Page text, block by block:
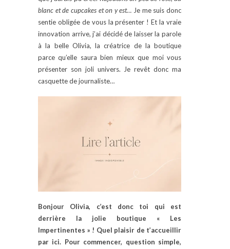
blanc et de cupcakes et on y est… Je me suis donc
sentie obligée de vous la présenter ! Et la vraie
innovation arrive, j’ai décidé de laisser la parole
à la belle Olivia, la créatrice de la boutique
parce qu’elle saura bien mieux que moi vous
présenter son joli univers. Je revêt donc ma
casquette de journaliste…
Bonjour Olivia, c’est donc toi qui est
derrière la jolie boutique « Les
Impertinentes » ! Quel plaisir de t’accueillir
par ici. Pour commencer, question simple,